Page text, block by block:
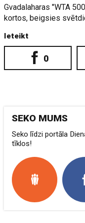
Gvadalaharas "WTA
kortos, beigsies
Ieteikt
0
SEKO MUMS
Seko līdzi portāla
tīklos!